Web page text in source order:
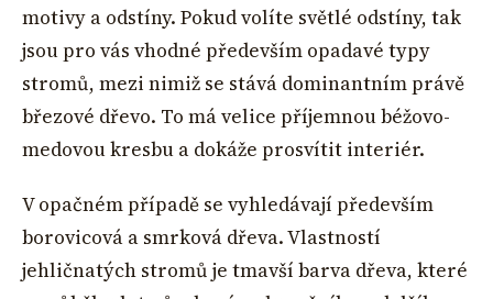
motivy a odstíny. Pokud volíte světlé odstíny, tak
jsou pro vás vhodné především opadavé typy
stromů, mezi nimiž se stává dominantním právě
březové dřevo. To má velice příjemnou béžovo-
medovou kresbu a dokáže prosvítit interiér.
V opačném případě se vyhledávají především
borovicová a smrková dřeva. Vlastností
jehličnatých stromů je tmavší barva dřeva, které